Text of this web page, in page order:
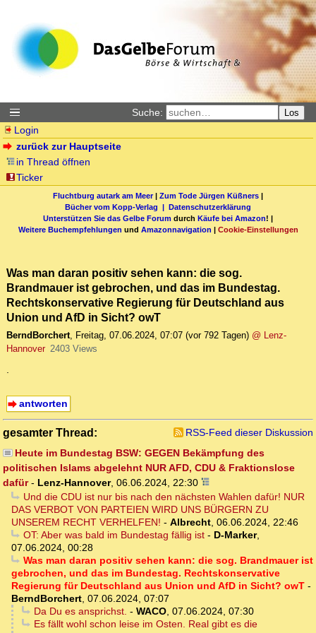
Suche: Los
Login
zurück zur Hauptseite
in Thread öffnen
Ticker
Fluchtburg autark am Meer| Zum Tode Jürgen Küßners |
Bücher vom Kopp-Verlag | Datenschutzerklärung
Unterstützen Sie das Gelbe Forum durch Käufe bei Amazon! |
Weitere Buchempfehlungen und Amazonnavigation | Cookie-Einstellungen
Was man daran positiv sehen kann: die sog.
Brandmauer ist gebrochen, und das im Bundestag.
Rechtskonservative Regierung für Deutschland aus
Union und AfD in Sicht? owT
BerndBorchert, Freitag, 07.06.2024, 07:07 (vor 792 Tagen) @ Lenz-
Hannover 2403 Views
.
antworten
gesamter Thread:
RSS-Feed dieser Diskussion
Heute im Bundestag BSW: GEGEN Bekämpfung des
politischen Islams abgelehnt NUR AFD, CDU & Fraktionslose
dafür- Lenz-Hannover, 06.06.2024, 22:30
Und die CDU ist nur bis nach den nächsten Wahlen dafür! NUR
DAS VERBOT VON PARTEIEN WIRD UNS BÜRGERN ZU
UNSEREM RECHT VERHELFEN! - Albrecht, 06.06.2024, 22:46
OT: Aber was bald im Bundestag fällig ist- D-Marker,
07.06.2024, 00:28
Was man daran positiv sehen kann: die sog. Brandmauer ist
gebrochen, und das im Bundestag. Rechtskonservative
Regierung für Deutschland aus Union und AfD in Sicht? owT -
BerndBorchert, 07.06.2024, 07:07
Da Du es ansprichst. - WACO, 07.06.2024, 07:30
Es fällt wohl schon leise im Osten. Real gibt es die